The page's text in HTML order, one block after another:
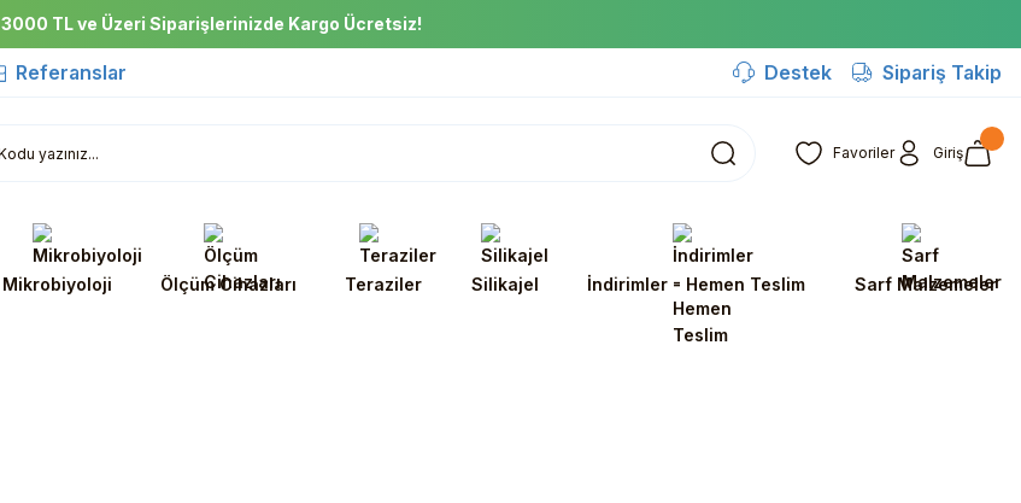
3000 TL ve Üzeri Siparişlerinizde Kargo Ücretsiz!
Referanslar Destek Sipariş Takip
Favoriler Giriş
Mikrobiyoloji Ölçüm Cihazları Teraziler Silikajel İndirimler - Hemen Teslim Sarf Malzemeler